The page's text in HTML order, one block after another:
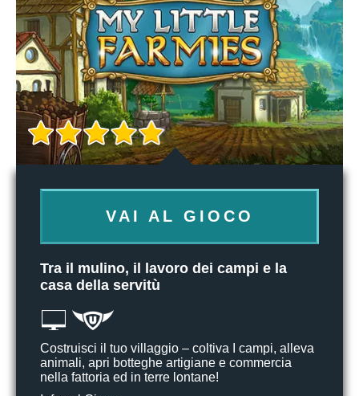
VAI AL GIOCO
Tra il mulino, il lavoro dei campi e la
casa della servitù
Costruisci il tuo villaggio – coltiva I campi, alleva
animali, apri botteghe artigiane e commercia
nella fattoria ed in terre lontane!